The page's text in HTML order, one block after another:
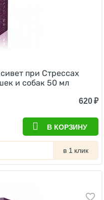
при Стрессах
и собак 50 мл
620₽
В КОРЗИНУ
в 1 клик